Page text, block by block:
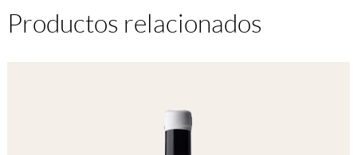
Productos relacionados